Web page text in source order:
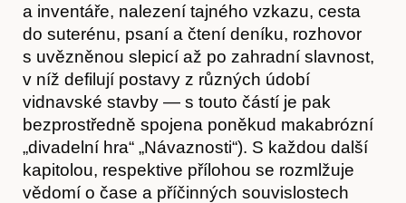
Akce
a inventáře, nalezení tajného vzkazu, cesta
do suterénu, psaní a čtení deníku, rozhovor
s uvězněnou slepicí až po zahradní slavnost,
v níž defilují postavy z různých údobí
vidnavské stavby — s touto částí je pak
bezprostředně spojena poněkud makabrózní
„divadelní hra“ „Návaznosti“). S každou další
kapitolou, respektive přílohou se rozmlžuje
vědomí o čase a příčinných souvislostech